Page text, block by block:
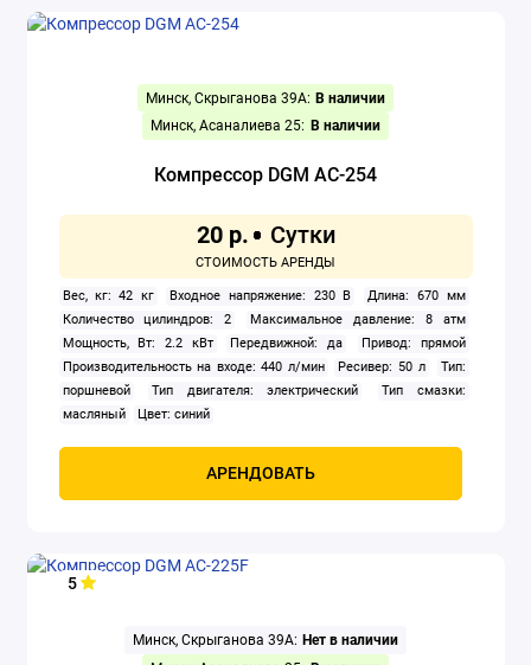
Минск, Скрыганова 39А: В наличии
Минск, Асаналиева 25: В наличии
Компрессор DGM AC-254
20 р.
Вес, кг: 42 кг Входное напряжение: 230 В
Длина: 670 мм
Количество цилиндров: 2
Максимальное давление: 8 атм
Мощность, Вт: 2.2 кВт
Передвижной: да
Привод: прямой
Производительность на входе: 440 л/мин
Ресивер: 50 л
Тип:
поршневой
Тип двигателя: электрический
Тип смазки:
масляный
Цвет: синий
АРЕНДОВАТЬ
5
Минск, Скрыганова 39А: Нет в наличии